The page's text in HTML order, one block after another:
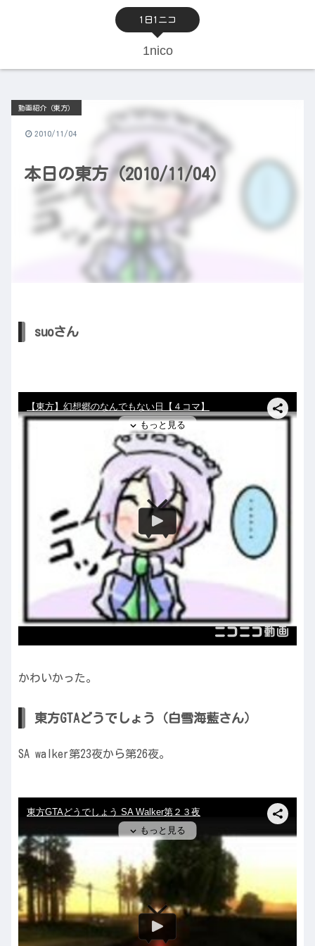
1日1ニコ
1nico
本日の東方（2010/11/04）
動画紹介（東方）
2010/11/04
suoさん
かわいかった。
東方GTAどうでしょう（白雪海藍さん）
SA walker第23夜から第26夜。